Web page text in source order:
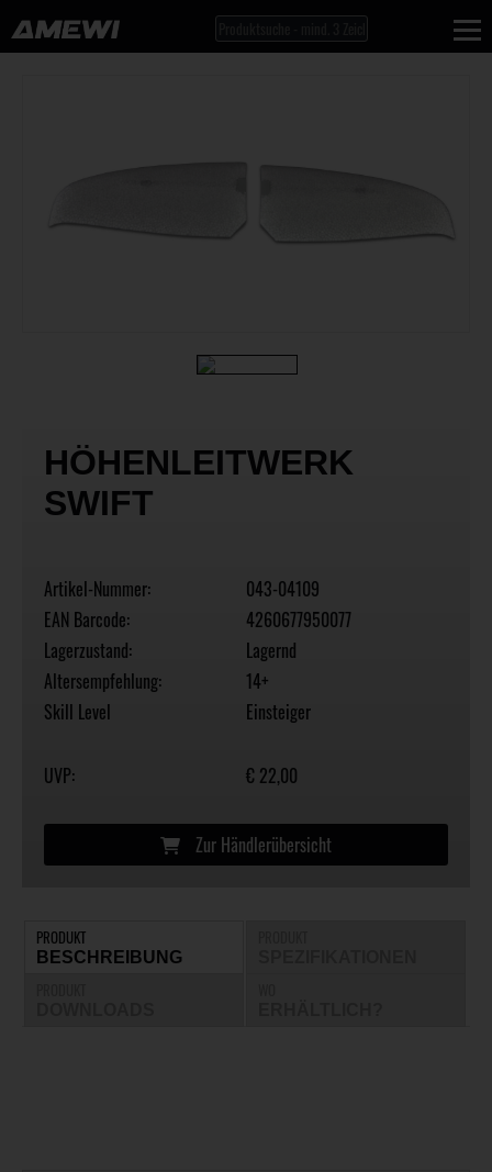
HÖHENLEITWERK
SWIFT
Artikel-Nummer:
043-04109
EAN Barcode:
4260677950077
Lagerzustand:
Lagernd
Altersempfehlung:
14+
Skill Level
Einsteiger
UVP: € 22,00
Zur Händlerübersicht
PRODUKT
BESCHREIBUNG